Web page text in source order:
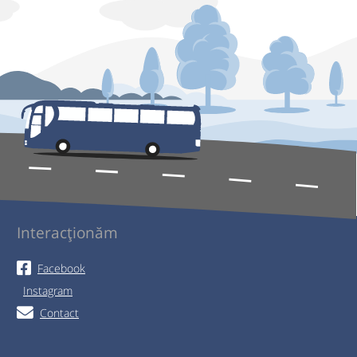
Interacționăm
Facebook
Instagram
Contact